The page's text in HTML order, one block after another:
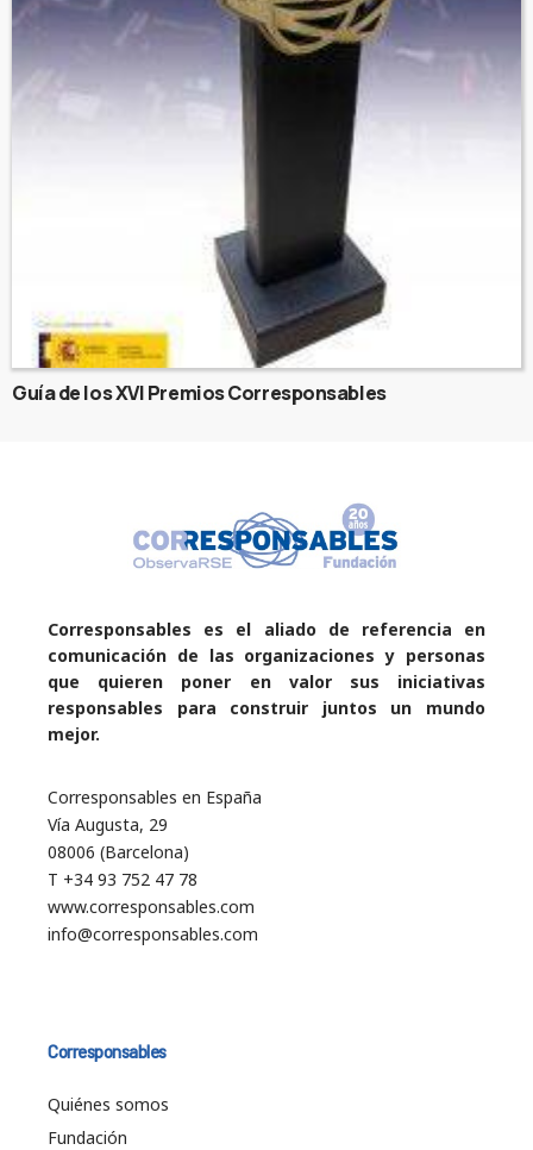
Guía de los XVI Premios Corresponsables
Corresponsables es el aliado de referencia en
comunicación de las organizaciones y personas
que quieren poner en valor sus iniciativas
responsables para construir juntos un mundo
mejor.
Corresponsables en España
Vía Augusta, 29
08006 (Barcelona)
T +34 93 752 47 78
www.corresponsables.com
info@corresponsables.com
Corresponsables
Quiénes somos
Fundación